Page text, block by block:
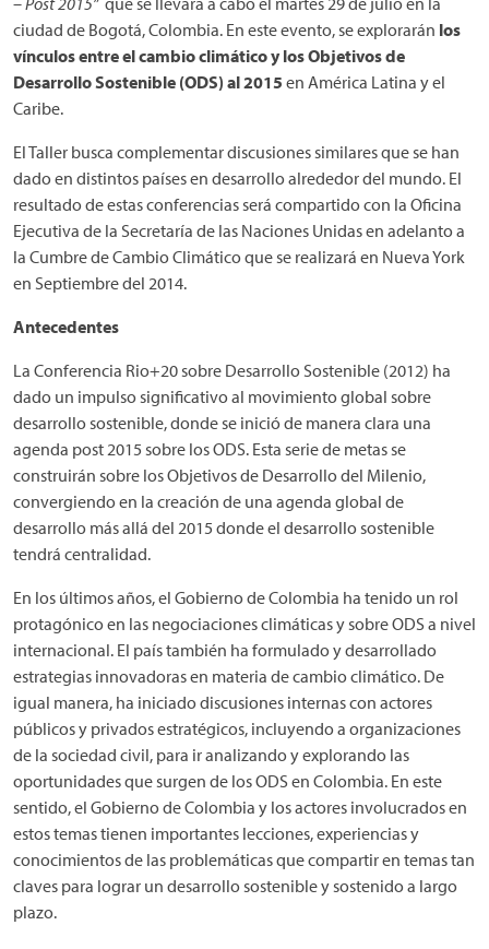
ciudad de Bogotá, Colombia. En este evento, se explorarán los
vínculos entre el cambio climático y los Objetivos de
Desarrollo Sostenible (ODS) al 2015 en América Latina y el
Caribe.
El Taller busca complementar discusiones similares que se han
dado en distintos países en desarrollo alrededor del mundo. El
resultado de estas conferencias será compartido con la Oficina
Ejecutiva de la Secretaría de las Naciones Unidas en adelanto a
la Cumbre de Cambio Climático que se realizará en Nueva York
en Septiembre del 2014.
Antecedentes
La Conferencia Rio+20 sobre Desarrollo Sostenible (2012) ha
dado un impulso significativo al movimiento global sobre
desarrollo sostenible, donde se inició de manera clara una
agenda post 2015 sobre los ODS. Esta serie de metas se
construirán sobre los Objetivos de Desarrollo del Milenio,
convergiendo en la creación de una agenda global de
desarrollo más allá del 2015 donde el desarrollo sostenible
tendrá centralidad.
En los últimos años, el Gobierno de Colombia ha tenido un rol
protagónico en las negociaciones climáticas y sobre ODS a nivel
internacional. El país también ha formulado y desarrollado
estrategias innovadoras en materia de cambio climático. De
igual manera, ha iniciado discusiones internas con actores
públicos y privados estratégicos, incluyendo a organizaciones
de la sociedad civil, para ir analizando y explorando las
oportunidades que surgen de los ODS en Colombia. En este
sentido, el Gobierno de Colombia y los actores involucrados en
estos temas tienen importantes lecciones, experiencias y
conocimientos de las problemáticas que compartir en temas tan
claves para lograr un desarrollo sostenible y sostenido a largo
plazo.